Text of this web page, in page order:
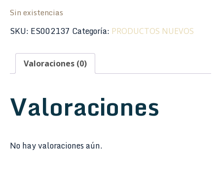
Sin existencias
SKU: ES002137 Categoría: PRODUCTOS NUEVOS
Valoraciones (0)
Valoraciones
No hay valoraciones aún.